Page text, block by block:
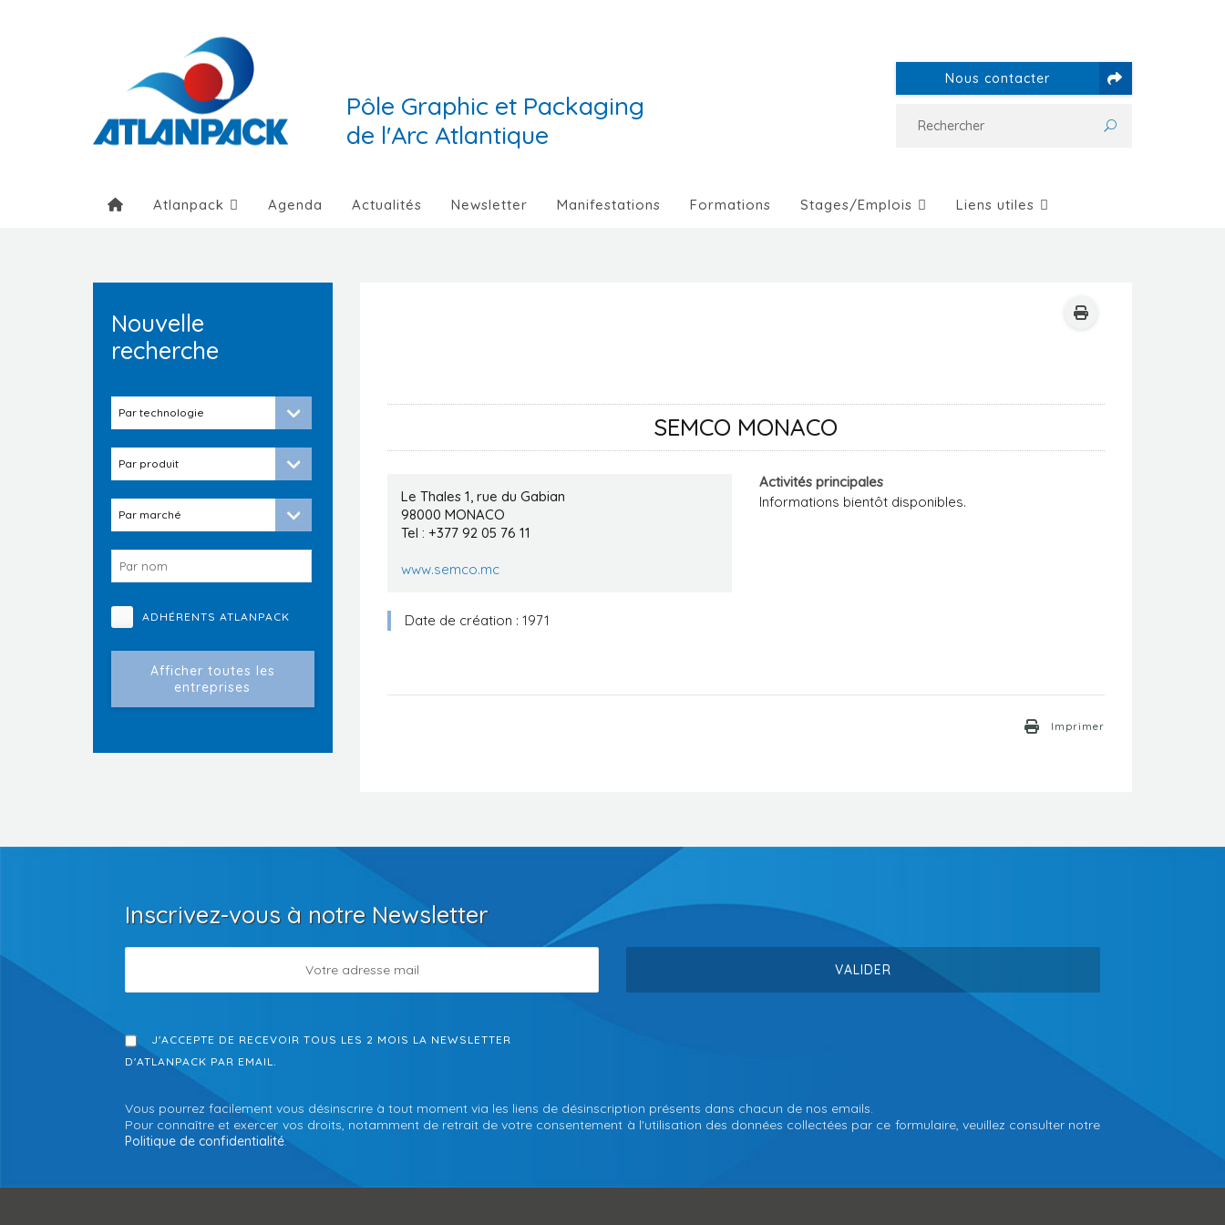
Pôle Graphic et Packaging
de l'Arc Atlantique
Nous contacter
Atlanpack Agenda Actualités Newsletter Manifestations Formations Stages/Emplois Liens utiles
SEMCO MONACO
Le Thales 1, rue du Gabian
98000 MONACO
Tel : +377 92 05 76 11
www.semco.mc
Date de création : 1971
Activités principales
Informations bientôt disponibles.
Imprimer
Nouvelle
recherche
ADHÉRENTS ATLANPACK
Inscrivez-vous à notre Newsletter
J'ACCEPTE DE RECEVOIR TOUS LES 2 MOIS LA NEWSLETTER
D'ATLANPACK PAR EMAIL.
Vous pourrez facilement vous désinscrire à tout moment via les liens de désinscription présents dans chacun de nos emails.
Pour connaître et exercer vos droits, notamment de retrait de votre consentement à l'utilisation des données collectées par ce formulaire, veuillez consulter notre
Politique de confidentialité.